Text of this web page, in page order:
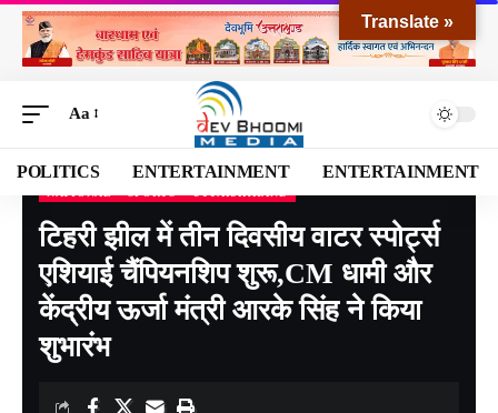
Aa
POLITICS ENTERTAINMENT ENTERTAINMENT
Devbhoomi Media>Blog >NATIONAL>UTTARAKHAND>टिहरी झील में तीन दिवसीय वाटर स्पोर्ट्स एशियाई चैंपियनशिप शुरू,CM धामी और केंद्रीय ऊर्जा मंत्री आरके सिंह ने किया शुभारंभ
टिहरी झील में तीन दिवसीय वाटर स्पोर्ट्स
एशियाई चैंपियनशिप शुरू,CM धामी और
केंद्रीय ऊर्जा मंत्री आरके सिंह ने किया
शुभारंभ
Translate »